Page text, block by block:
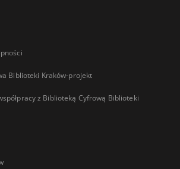
Biblioteki Kraków-projekt
z Biblioteką Cyfrową Biblioteki